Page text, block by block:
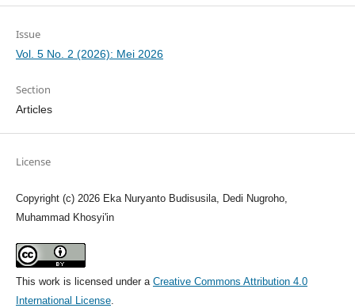
Issue
Vol. 5 No. 2 (2026): Mei 2026
Section
Articles
License
Copyright (c) 2026 Eka Nuryanto Budisusila, Dedi Nugroho,
Muhammad Khosyi'in
This work is licensed under a Creative Commons Attribution 4.0
International License.